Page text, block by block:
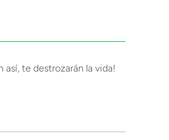
así, te destrozarán la vida!